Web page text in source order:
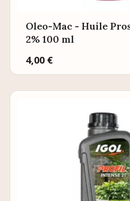
Oleo-Mac - Huile
2% 100 ml
Prix
4,00 €